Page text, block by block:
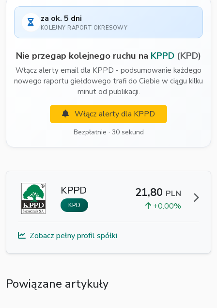
za ok. 5 dni
KOLEJNY RAPORT OKRESOWY
Nie przegap kolejnego ruchu na KPPD (KPD)
Włącz alerty email dla KPPD - podsumowanie każdego
nowego raportu giełdowego trafi do Ciebie w ciągu kilku
minut od publikacji.
Włącz alerty dla KPPD
Bezpłatnie · 30 sekund
KPPD
KPD
21,80 PLN
+0.00%
Zobacz pełny profil spółki
Powiązane artykuły